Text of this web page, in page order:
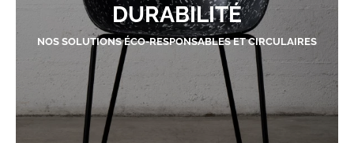
DURABILITÉ
NOS SOLUTIONS ÉCO-RESPONSABLES ET CIRCULAIRES